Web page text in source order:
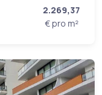
2.269,37
€ pro m²